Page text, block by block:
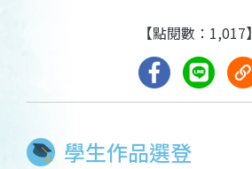
學生作品選登
【點閱數：1,017】